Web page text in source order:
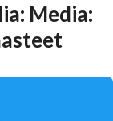
Media: